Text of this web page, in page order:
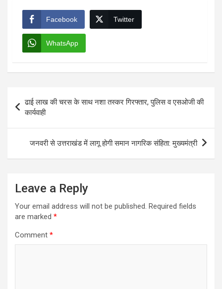
Facebook Twitter
WhatsApp
Post
navigation
ढाई लाख की चरस के साथ नशा तस्कर गिरफ्तार, पुलिस व एसओजी की
कार्यवाही
जनवरी से उत्तराखंड में लागू होगी समान नागरिक संहिता: मुख्यमंत्री
Leave a Reply
Your email address will not be published. Required fields
are marked *
Comment *